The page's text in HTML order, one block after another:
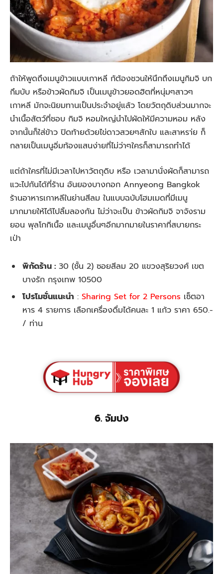
ถ้าให้พูดถึงเมนูข้าวแบบเกาหลี ก้ต้องชวนให้นึกถึงเมนูกิมจิ บก
กึมบับ หรือข้าวผัดกิมจิ เป็นเมนูข้าวยอดฮิตที่หนุ่มๆสาวๆ
เกาหลี มักจะนิยมทานเป็นประจำอยู่แล้ว โดยวัตถุดิบส่วนมากจะ
นำเนื้อสัตว์ที่ชอบ กิมจิ หอมใหญ่นำไปผัดให้มีความหอม หลัง
จากนั้นก็ใส่ข้าว ปิดท้ายด้วยไข่ดาวสวยๆสักใบ และสาหรา่ย ก็
กลายเป็นเมนูอิ่มท้องแสนง่ายที่ไม่ว่าๆใครก็สามารถทำได้
แต่ถ้าใครที่ไม่มีเวลาไปหาวัตถุดิบ หรือ เวลามานั่งผัดก็สามารถ
แวะไปกันได้ที่ร้าน อันยองบางกอก Annyeong Bangkok
ร้านอาหารเกาหลีในย่านสีลม ในแบบฉบับโฮมเมดที่มีเมนู
มากมายให้ได้ไปลิ้มลองกัน ไม่ว่าจะเป็น ข้าวผัดกิมจิ จาจังราม
ยอน พุลโกกิเนื้อ และเมนูอื่นๆอีกมากมายในราคาที่สบายกระ
เป่า
พิกัดร้าน : 30 (ชั้น 2) ซอยสีลม 20 แขวงสุริยวงศ์ เขต
บางรัก กรุงเทพ 10500
โปรโมชั่นแนะนำ : Sharing Set for 2 Persons เซ็ตอา
หาร 4 รายการ เลือกเครื่องดื่มได้คนละ 1 แก้ว ราคา 650.-
/ ท่าน
6. จัมปง